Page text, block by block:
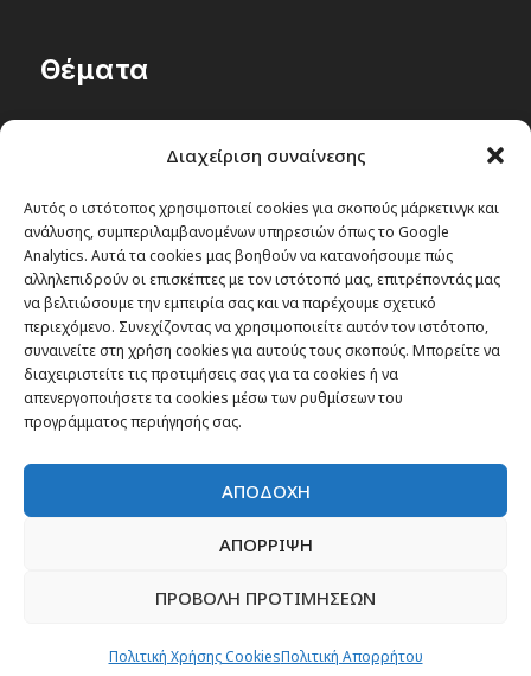
Διαχείριση συναίνεσης
Αυτός ο ιστότοπος χρησιμοποιεί cookies για σκοπούς μάρκετινγκ και
ανάλυσης, συμπεριλαμβανομένων υπηρεσιών όπως το Google
Analytics. Αυτά τα cookies μας βοηθούν να κατανοήσουμε πώς
αλληλεπιδρούν οι επισκέπτες με τον ιστότοπό μας, επιτρέποντάς μας
να βελτιώσουμε την εμπειρία σας και να παρέχουμε σχετικό
περιεχόμενο. Συνεχίζοντας να χρησιμοποιείτε αυτόν τον ιστότοπο,
συναινείτε στη χρήση cookies για αυτούς τους σκοπούς. Μπορείτε να
διαχειριστείτε τις προτιμήσεις σας για τα cookies ή να
απενεργοποιήσετε τα cookies μέσω των ρυθμίσεων του
προγράμματος περιήγησής σας.
ΑΠΟΔΟΧΗ
ΑΠΟΡΡΙΨΗ
ΠΡΟΒΟΛΗ ΠΡΟΤΙΜΗΣΕΩΝ
Πολιτική Χρήσης CookiesΠολιτική Απορρήτου
Θέματα
Passenger στον κόσμο
TRAVEL NEWS
Οργάνωσε το ταξίδι σου
CITY and CULTURE
Newsletter
“H μόνη επένδυση από την οποία δεν έχεις